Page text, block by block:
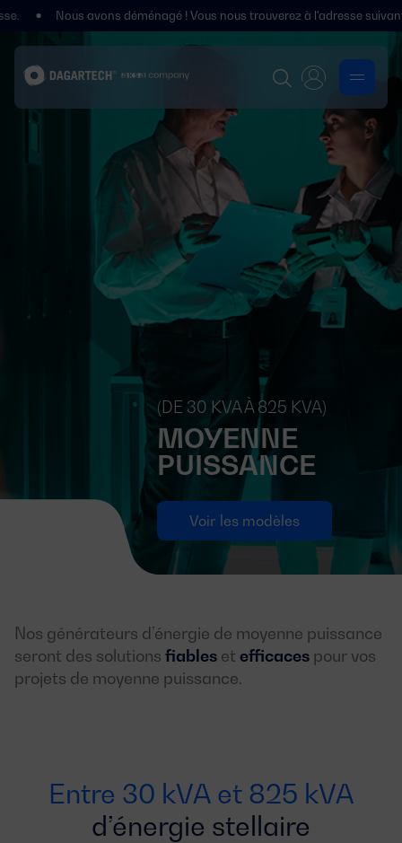
avons déménagé ! Vous nous trouverez à l'adresse suivante :
(DE 30 KVA À 825 KVA)
MOYENNE
PUISSANCE
Voir les modèles
Nos générateurs d’énergie de moyenne puissance
seront des solutions fiables et efficaces pour vos
projets de moyenne puissance.
Entre 30 kVA et 825 kVA
d’énergie stellaire